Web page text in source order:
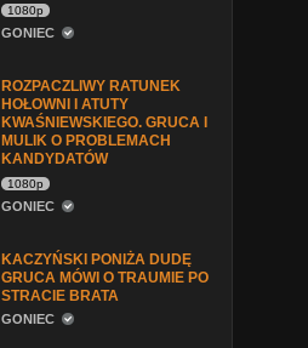
1080p
GONIEC
ROZPACZLIWY RATUNEK
HOŁOWNI I ATUTY
KWAŚNIEWSKIEGO. GRUCA I
MULIK O PROBLEMACH
KANDYDATÓW
1080p
GONIEC
KACZYŃSKI PONIŻA DUDĘ
GRUCA MÓWI O TRAUMIE PO
STRACIE BRATA
GONIEC